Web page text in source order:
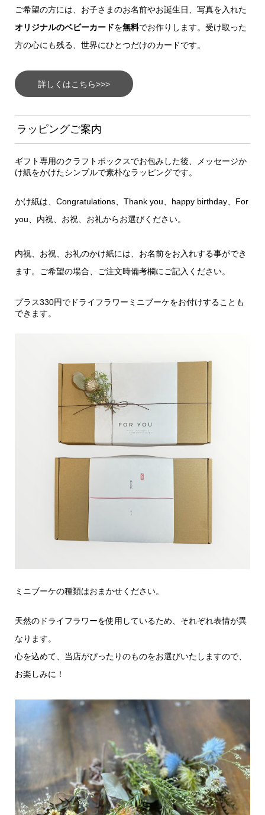
ご希望の方には、お子さまのお名前やお誕生日、写真を入れた
オリジナルのベビーカードを無料でお作りします。受け取った
方の心にも残る、世界にひとつだけのカードです。
詳しくはこちら>>>
ラッピングご案内
ギフト専用のクラフトボックスでお包みした後、メッセージか
け紙をかけたシンプルで素朴なラッピングです。
かけ紙は、Congratulations、Thank you、happy birthday、For
you、内祝、お祝、お礼からお選びください。
内祝、お祝、お礼のかけ紙には、お名前をお入れする事ができ
ます。ご希望の場合、ご注文時備考欄にご記入ください。
プラス330円でドライフラワーミニブーケをお付けすることも
できます。
ミニブーケの種類はおまかせください。
天然のドライフラワーを使用しているため、それぞれ表情が異
なります。
心を込めて、当店がぴったりのものをお選びいたしますので、
お楽しみに！